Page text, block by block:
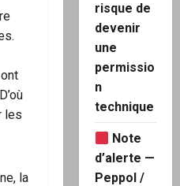
les
la
risque de
devenir
une
permissio
n
technique
Note
d’alerte —
Peppol /